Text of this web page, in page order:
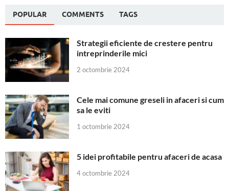
POPULAR COMMENTS TAGS
Strategii eficiente de crestere pentru
intreprinderile mici
2 octombrie 2024
Cele mai comune greseli in afaceri si cum
sa le eviti
1 octombrie 2024
5 idei profitabile pentru afaceri de acasa
4 octombrie 2024